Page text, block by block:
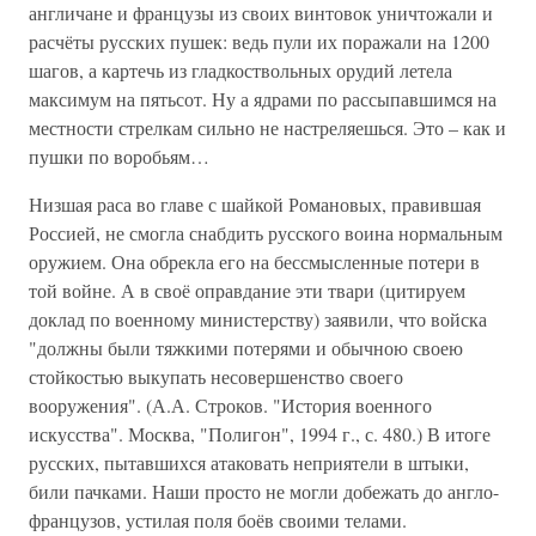
англичане и французы из своих винтовок уничтожали и
расчёты русских пушек: ведь пули их поражали на 1200
шагов, а картечь из гладкоствольных орудий летела
максимум на пятьсот. Ну а ядрами по рассыпавшимся на
местности стрелкам сильно не настреляешься. Это – как и
пушки по воробьям…
Низшая раса во главе с шайкой Романовых, правившая
Россией, не смогла снабдить русского воина нормальным
оружием. Она обрекла его на бессмысленные потери в
той войне. А в своё оправдание эти твари (цитируем
доклад по военному министерству) заявили, что войска
"должны были тяжкими потерями и обычною своею
стойкостью выкупать несовершенство своего
вооружения". (А.А. Строков. "История военного
искусства". Москва, "Полигон", 1994 г., с. 480.) В итоге
русских, пытавшихся атаковать неприятели в штыки,
били пачками. Наши просто не могли добежать до англо-
французов, устилая поля боёв своими телами.